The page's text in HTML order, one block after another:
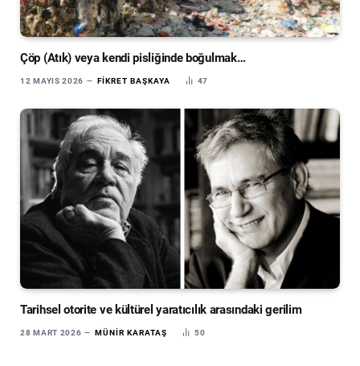
Çöp (Atık) veya kendi pisliğinde boğulmak…
12 MAYIS 2026 FIKRET BAŞKAYA 47
Tarihsel otorite ve kültürel yaratıcılık arasındaki gerilim
28 MART 2026 MÜNIR KARATAŞ 50